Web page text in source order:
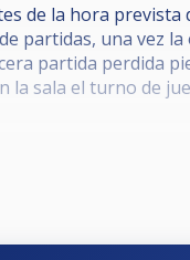
de la hora
partidas, una vez
partida perdida
la sala el turno de